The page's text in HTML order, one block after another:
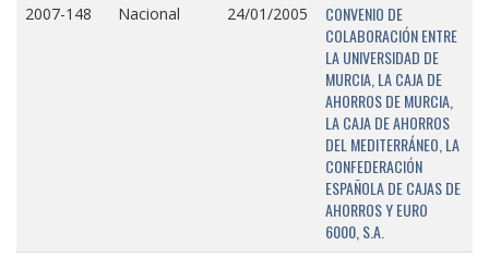
2007-148 Nacional 24/01/2005
CONVENIO DE
COLABORACIÓN ENTRE
LA UNIVERSIDAD DE
MURCIA, LA CAJA DE
AHORROS DE MURCIA,
LA CAJA DE AHORROS
DEL MEDITERRÁNEO, LA
CONFEDERACIÓN
ESPAÑOLA DE CAJAS DE
AHORROS Y EURO
6000, S.A.